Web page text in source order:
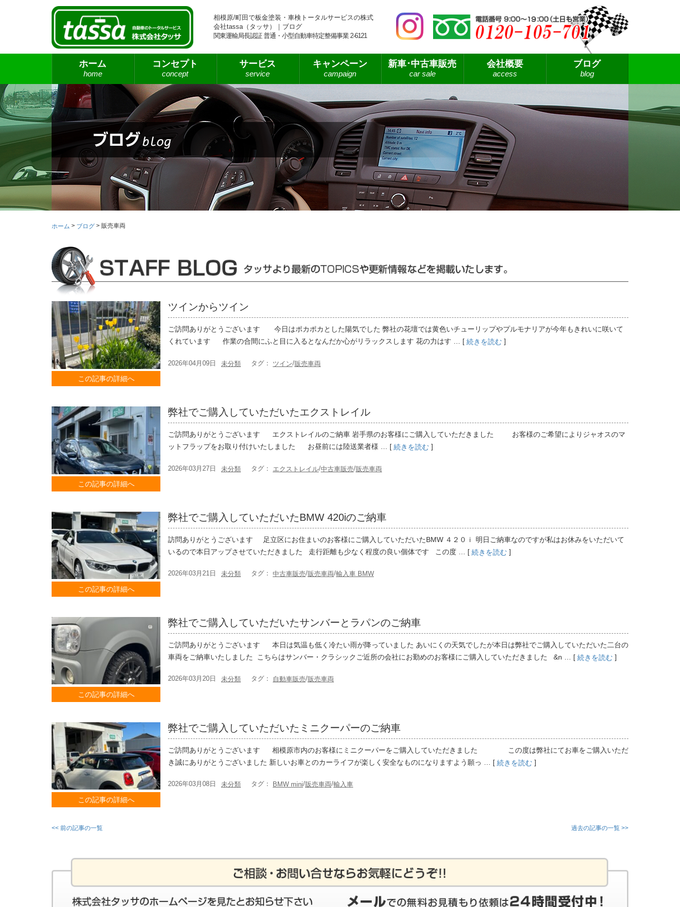
相模原/町田で板金塗装・車検トータルサービスの株式
会社tassa（タッサ）｜ブログ
関東運輸局長認証 普通・小型自動車特定整備事業 2-6121
ホーム
home
コンセプト
concept
サービス
service
キャンペーン
campaign
新車･中古車販売
car sale
会社概要
access
ブログ
blog
ホーム > ブログ > 販売車両
ツインからツイン
ご訪問ありがとうございます 今日はポカポカとした陽気でした 弊社の花壇では黄色いチューリップやプルモナリアが今年もきれいに咲いて
くれています 作業の合間にふと目に入るとなんだか心がリラックスします 花の力はす … [ 続きを読む ]
2026年04月09日 未分類 タグ： ツイン/販売車両
この記事の詳細へ
弊社でご購入していただいたエクストレイル
ご訪問ありがとうございます エクストレイルのご納車 岩手県のお客様にご購入していただきました お客様のご希望によりジャオスのマ
ットフラップをお取り付けいたしました お昼前には陸送業者様 … [ 続きを読む ]
2026年03月27日 未分類 タグ： エクストレイル/中古車販売/販売車両
この記事の詳細へ
弊社でご購入していただいたBMW 420iのご納車
訪問ありがとうございます 足立区にお住まいのお客様にご購入していただいたBMW ４２０ｉ 明日ご納車なのですが私はお休みをいただいて
いるので本日アップさせていただきました 走行距離も少なく程度の良い個体です この度 … [ 続きを読む ]
2026年03月21日 未分類 タグ： 中古車販売/販売車両/輸入車 BMW
この記事の詳細へ
弊社でご購入していただいたサンバーとラパンのご納車
ご訪問ありがとうございます 本日は気温も低く冷たい雨が降っていました あいにくの天気でしたが本日は弊社でご購入していただいた二台の
車両をご納車いたしました こちらはサンバー・クラシックご近所の会社にお勤めのお客様にご購入していただきました &n … [ 続きを読む ]
2026年03月20日 未分類 タグ： 自動車販売/販売車両
この記事の詳細へ
弊社でご購入していただいたミニクーパーのご納車
ご訪問ありがとうございます 相模原市内のお客様にミニクーパーをご購入していただきました この度は弊社にてお車をご購入いただ
き誠にありがとうございました 新しいお車とのカーライフが楽しく安全なものになりますよう願っ … [ 続きを読む ]
2026年03月08日 未分類 タグ： BMW mini/販売車両/輸入車
この記事の詳細へ
<< 前の記事の一覧 過去の記事の一覧 >>